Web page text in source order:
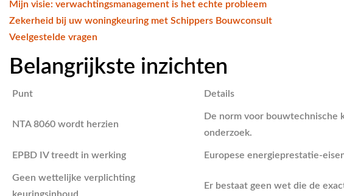
Mijn visie: verwachtingsmanagement is het echte probleem
Zekerheid bij uw woningkeuring met Schippers Bouwconsult
Veelgestelde vragen
Belangrijkste inzichten
Punt Details
NTA 8060 wordt herzien
De norm voor bouwtechnische
onderzoek.
EPBD IV treedt in werking Europese energieprestatie-
Geen wettelijke verplichting
Er bestaat geen wet die de